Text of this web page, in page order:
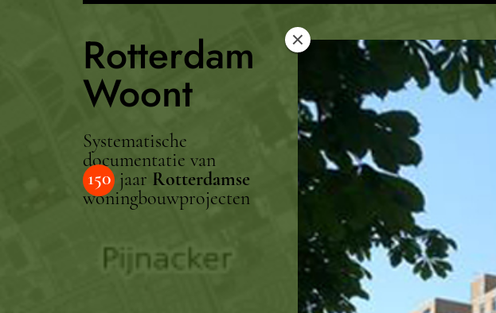
Rotterdam
Woont
Systematische
documentatie van
150 jaar Rotterdamse
woningbouwprojecten